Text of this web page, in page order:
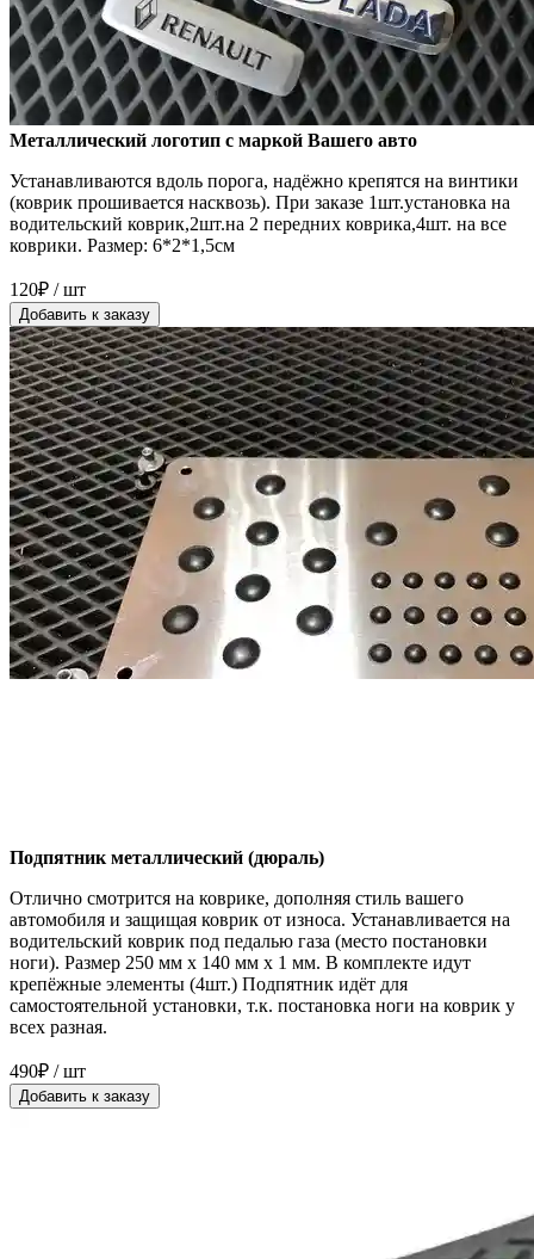
Металлический логотип с маркой Вашего авто
Устанавливаются вдоль порога, надёжно крепятся на винтики
(коврик прошивается насквозь). При заказе 1шт.установка на
водительский коврик,2шт.на 2 передних коврика,4шт. на все
коврики. Размер: 6*2*1,5см
120₽ / шт
Добавить к заказу
Подпятник металлический (дюраль)
Отлично смотрится на коврике, дополняя стиль вашего
автомобиля и защищая коврик от износа. Устанавливается на
водительский коврик под педалью газа (место постановки
ноги). Размер 250 мм x 140 мм x 1 мм. В комплекте идут
крепёжные элементы (4шт.) Подпятник идёт для
самостоятельной установки, т.к. постановка ноги на коврик у
всех разная.
490₽ / шт
Добавить к заказу